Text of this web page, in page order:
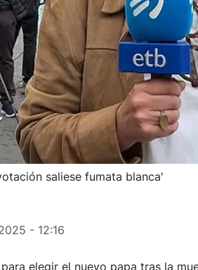
saliese fumata blanca'
- 12:16
elegir el nuevo papa tras la